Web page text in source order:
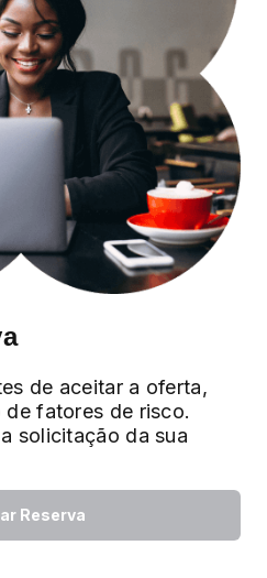
de aceitar a oferta,
de fatores de risco.
solicitação da sua
Reserva